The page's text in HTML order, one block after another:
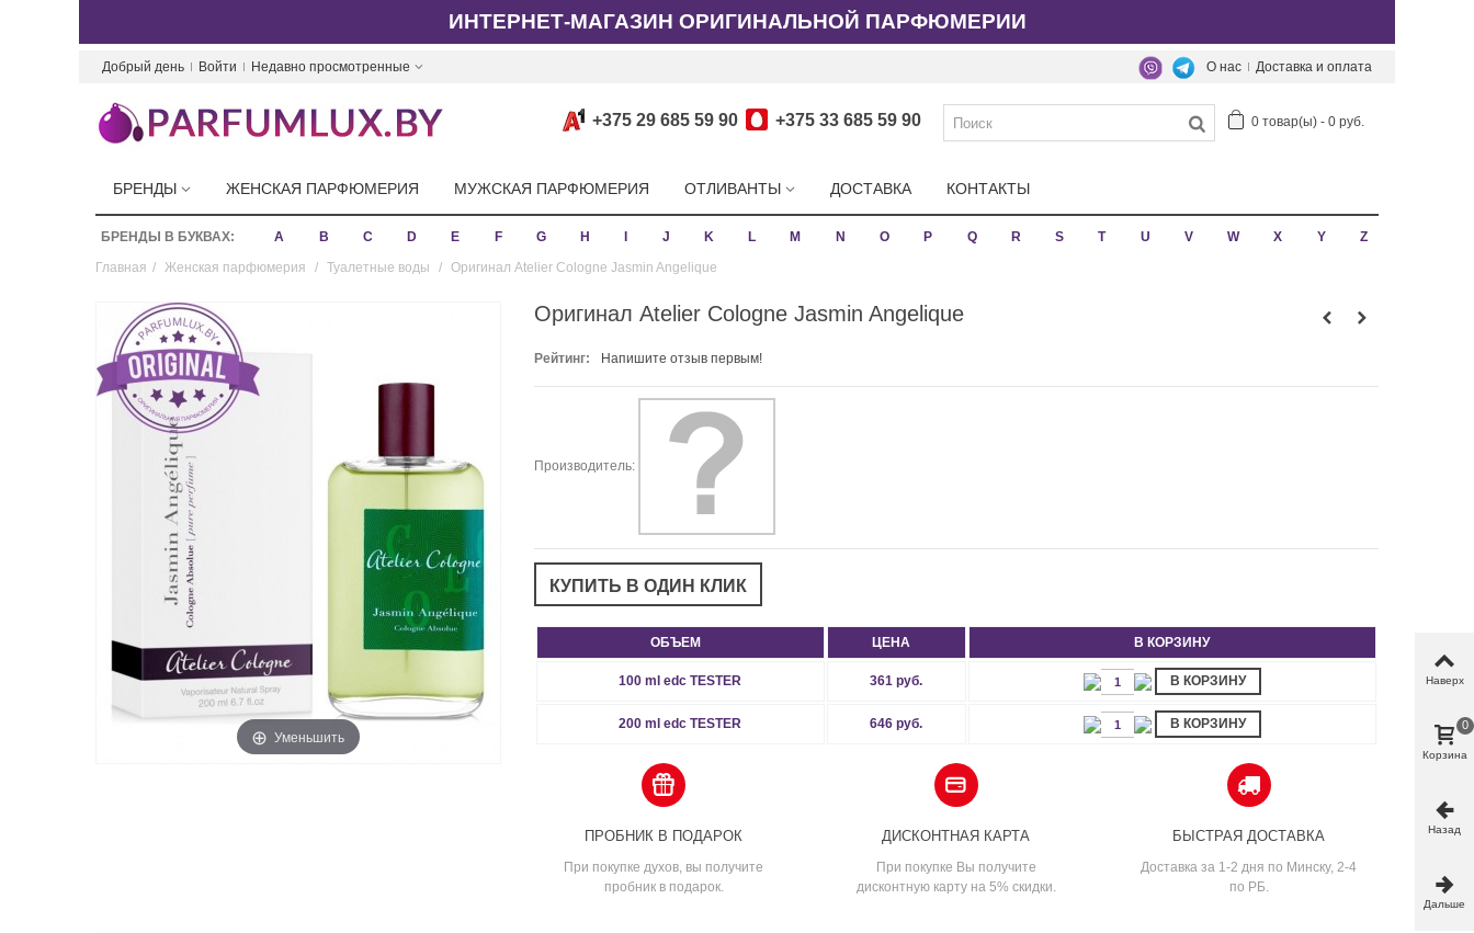
ИНТЕРНЕТ-МАГАЗИН ОРИГИНАЛЬНОЙ ПАРФЮМЕРИИ
Добрый день Войти Недавно просмотренные Доставка и оплата
О нас
0 товар(ы) - 0 руб.
+375 29 685 59 90 +375 33 685 59 90
БРЕНДЫ ЖЕНСКАЯ ПАРФЮМЕРИЯ МУЖСКАЯ ПАРФЮМЕРИЯ ОТЛИВАНТЫ ДОСТАВКА КОНТАКТЫ
БРЕНДЫ В БУКВАХ: A B C D E F G H J K L M N O P Q R S T U V W X Y
Z
Главная / Женская парфюмерия / Туалетные воды / Оригинал Atelier Cologne Jasmin Angelique
Уменьшить
Оригинал Atelier Cologne Jasmin Angelique
Рейтинг: Напишите отзыв первым!
Производитель:
ОБЪЕМ ЦЕНА В КОРЗИНУ
100 ml edc TESTER 361 руб. В КОРЗИНУ
200 ml edc TESTER 646 руб. В КОРЗИНУ
ПРОБНИК В ПОДАРОК
При покупке духов, вы получите
пробник в подарок.
ДИСКОНТНАЯ КАРТА
При покупке Вы получите
дисконтную карту на 5% скидки.
БЫСТРАЯ ДОСТАВКА
Доставка за 1-2 дня по Минску, 2-4
по РБ.
Наверх
Корзина
0
Назад
Дальше